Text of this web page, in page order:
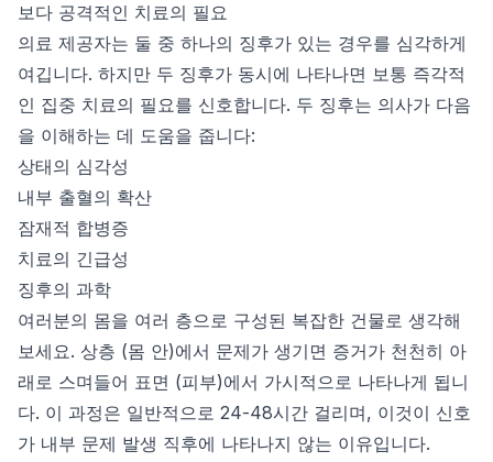
보다 공격적인 치료의 필요
의료 제공자는 둘 중 하나의 징후가 있는 경우를 심각하게
여깁니다. 하지만 두 징후가 동시에 나타나면 보통 즉각적
인 집중 치료의 필요를 신호합니다. 두 징후는 의사가 다음
을 이해하는 데 도움을 줍니다:
상태의 심각성
내부 출혈의 확산
잠재적 합병증
치료의 긴급성
징후의 과학
여러분의 몸을 여러 층으로 구성된 복잡한 건물로 생각해
보세요. 상층 (몸 안)에서 문제가 생기면 증거가 천천히 아
래로 스며들어 표면 (피부)에서 가시적으로 나타나게 됩니
다. 이 과정은 일반적으로 24-48시간 걸리며, 이것이 신호
가 내부 문제 발생 직후에 나타나지 않는 이유입니다.